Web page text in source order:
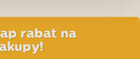
rabat na